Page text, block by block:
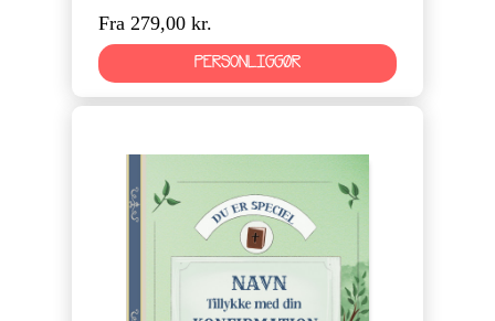
Fra 279,00 kr.
PERSONLIGGØR